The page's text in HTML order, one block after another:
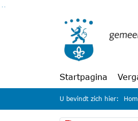
Startpagina
U bevindt zich hier: